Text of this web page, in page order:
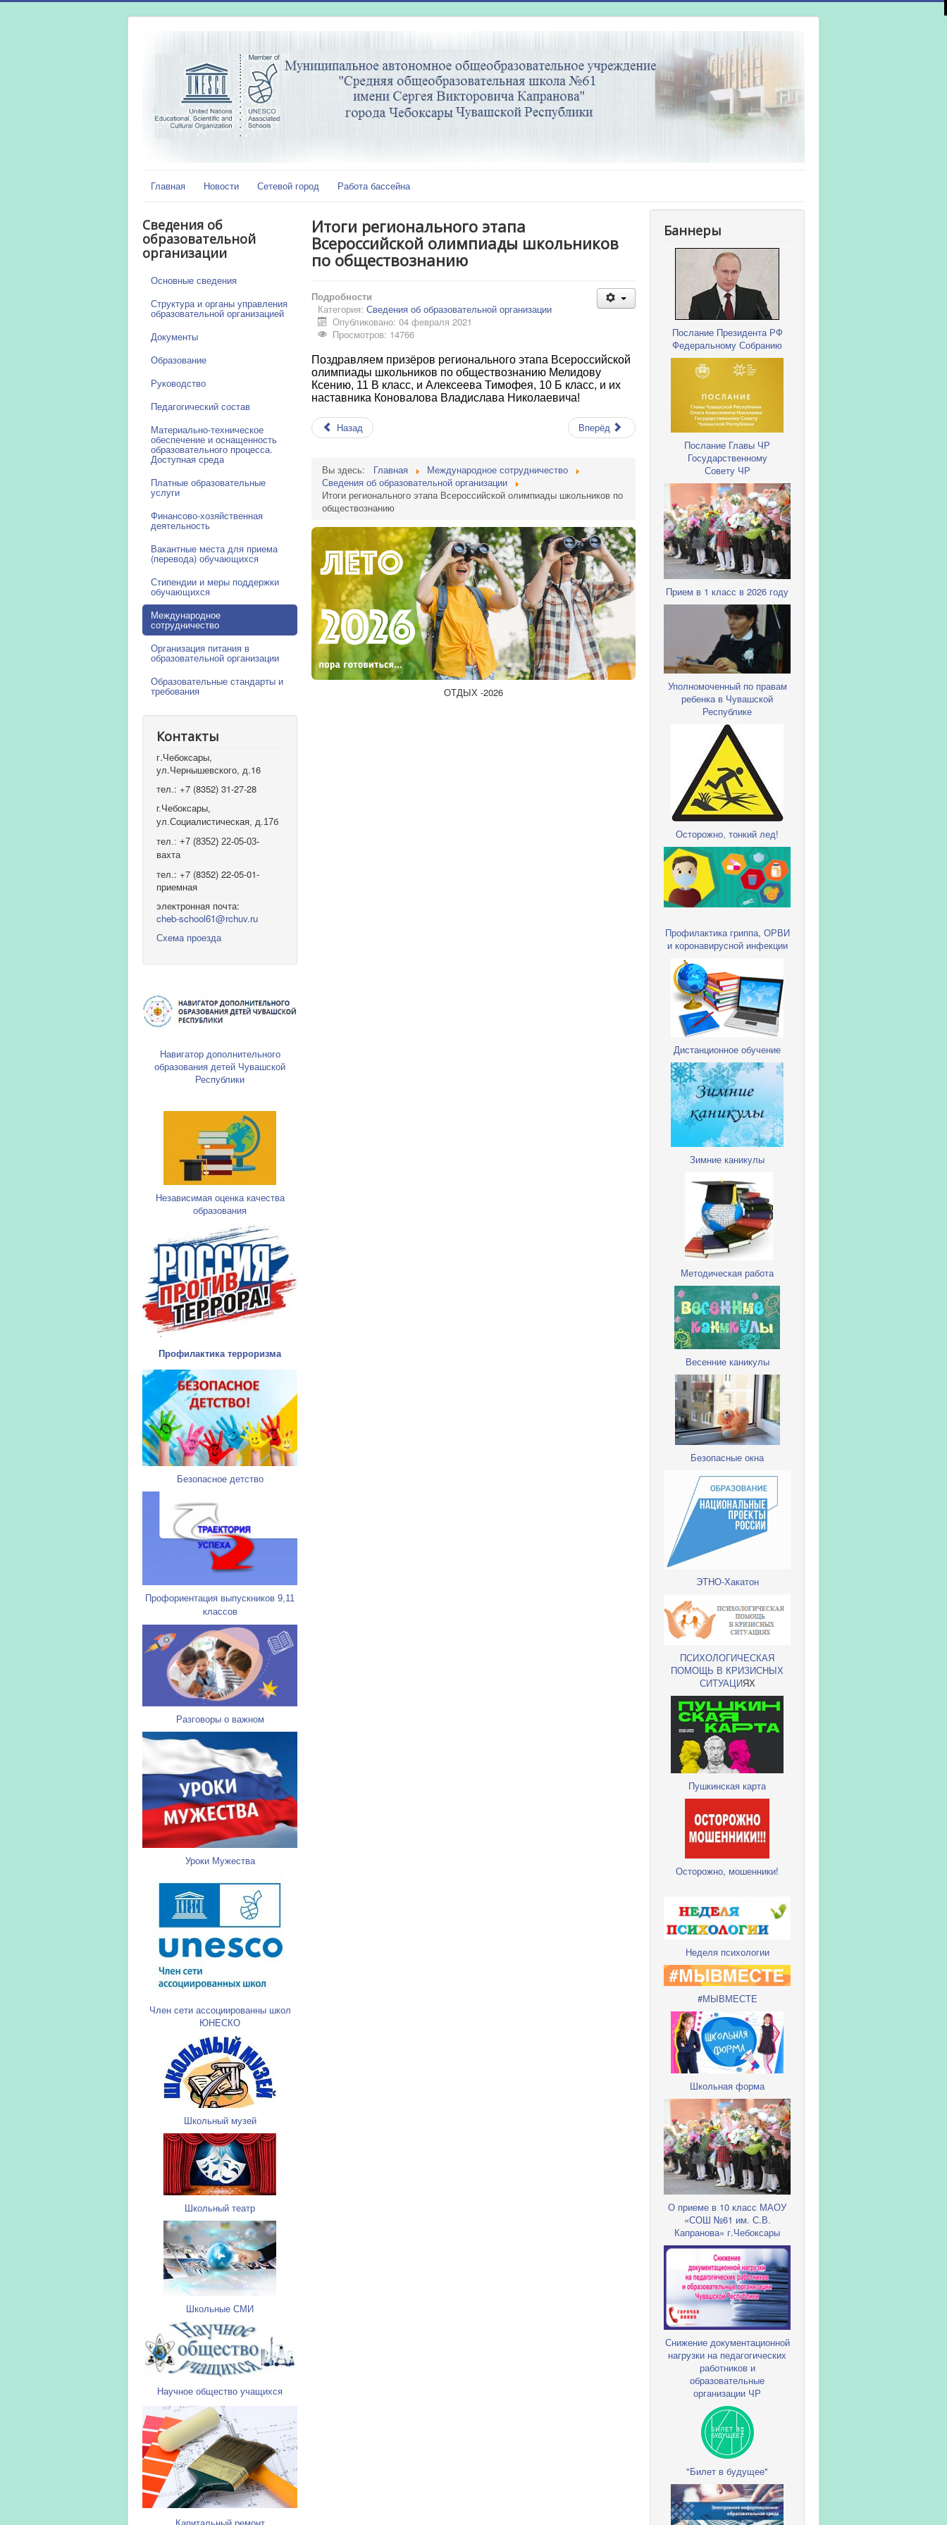
Главная Новости Сетевой город Работа бассейна
Сведения об
образовательной
организации
Основные сведения
Структура и органы управления
образовательной организацией
Документы
Образование
Руководство
Педагогический состав
Материально-техническое
обеспечение и оснащенность
образовательного процесса.
Доступная среда
Платные образовательные
услуги
Финансово-хозяйственная
деятельность
Вакантные места для приема
(перевода) обучающихся
Стипендии и меры поддержки
обучающихся
Международное
сотрудничество
Организация питания в
образовательной организации
Образовательные стандарты и
требования
Контакты
г.Чебоксары,
ул.Чернышевского, д.16
тел.: +7 (8352) 31-27-28
г.Чебоксары,
ул.Социалистическая, д.17б
тел.: +7 (8352) 22-05-03-
вахта
тел.: +7 (8352) 22-05-01-
приемная
электронная почта:
cheb-school61@rchuv.ru
Схема проезда
Навигатор дополнительного
образования детей Чувашской
Республики
Независимая оценка качества
образования
Профилактика терроризма
Безопасное детство
Профориентация выпускников 9,11
классов
Разговоры о важном
Уроки Мужества
Член сети ассоциированны школ
ЮНЕСКО
Школьный музей
Школьный театр
Школьные СМИ
Научное общество учащихся
Итоги регионального этапа
Всероссийской олимпиады школьников
по обществознанию
Подробности
Категория: Сведения об образовательной организации
Опубликовано: 04 февраля 2021
Просмотров: 14766
Поздравляем призёров регионального этапа Всероссийской
олимпиады школьников по обществознанию Мелидову
Ксению, 11 В класс, и Алексеева Тимофея, 10 Б класс, и их
наставника Коновалова Владислава Николаевича!
Назад Вперёд
Вы здесь: Главная
Международное сотрудничество
Сведения об образовательной организации
Итоги регионального этапа Всероссийской олимпиады школьников по
обществознанию
ОТДЫХ -2026
Баннеры
Послание Президента РФ
Федеральному Собранию
Послание Главы ЧР
Государственному
Совету ЧР
Прием в 1 класс в 2026 году
Уполномоченный по правам
ребенка в Чувашской
Республике
Осторожно, тонкий лед!
Профилактика гриппа, ОРВИ
и коронавирусной инфекции
Дистанционное обучение
Зимние каникулы
Методическая работа
Весенние каникулы
Безопасные окна
ЭТНО-Хакатон
ПСИХОЛОГИЧЕСКАЯ
ПОМОЩЬ В КРИЗИСНЫХ
СИТУАЦИЯХ
Пушкинская карта
Осторожно, мошенники!
Неделя психологии
#МЫВМЕСТЕ
Школьная форма
О приеме в 10 класс МАОУ
«СОШ №61 им. С.В.
Капранова» г.Чебоксары
Снижение документационной
нагрузки на педагогических
работников и
образовательные
организации ЧР
"Билет в будущее"